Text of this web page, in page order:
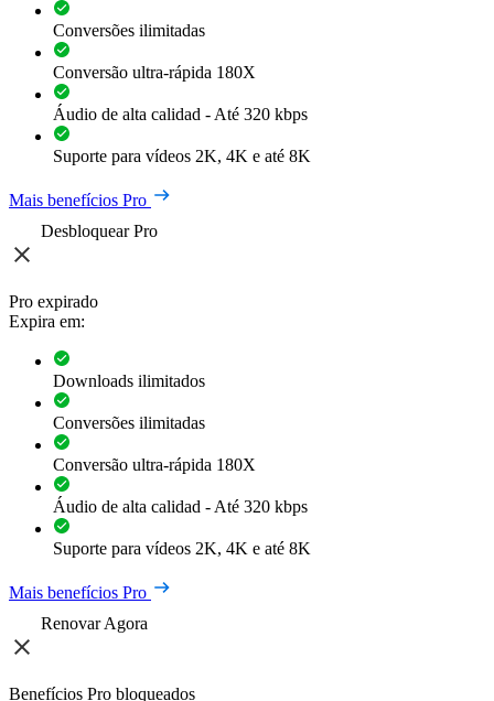
Conversões ilimitadas
Conversão ultra-rápida 180X
Áudio de alta calidad - Até 320 kbps
Suporte para vídeos 2K, 4K e até 8K
Mais benefícios Pro
Desbloquear Pro
Pro expirado
Expira em:
Downloads ilimitados
Conversões ilimitadas
Conversão ultra-rápida 180X
Áudio de alta calidad - Até 320 kbps
Suporte para vídeos 2K, 4K e até 8K
Mais benefícios Pro
Renovar Agora
Benefícios Pro bloqueados